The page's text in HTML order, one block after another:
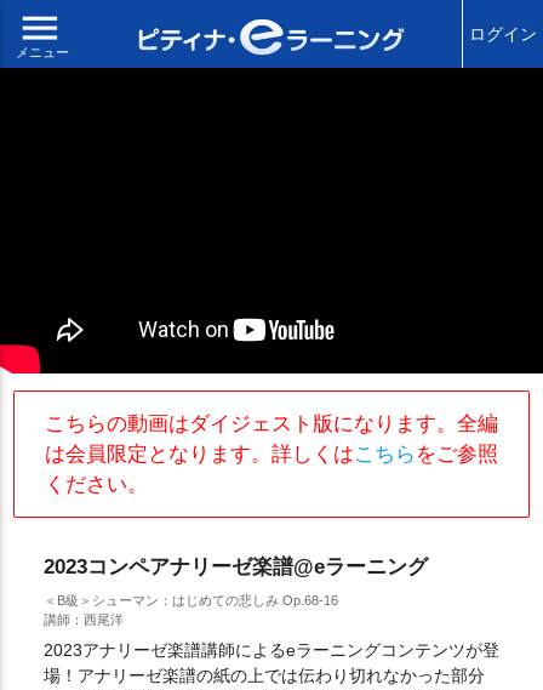
menu
メニュー
ログイン
こちらの動画はダイジェスト版になります。全編
は会員限定となります。詳しくはこちら をご参照
ください。
2023コンペアナリーゼ楽譜@eラーニング
＜B級＞シューマン：はじめての悲しみ Op.68-16
講師：西尾洋
2023アナリーゼ楽譜講師によるeラーニングコンテンツが登
場！アナリーゼ楽譜の紙の上では伝わり切れなかった部分